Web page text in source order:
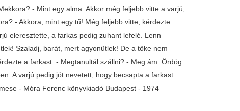
- Mint egy alma. Akkor még feljebb vitte a varjú,
- Akkora, mint egy tű! Még feljebb vitte, kérdezte
eleresztette, a farkas pedig zuhant lefelé. Lenn
Szaladj, barát, mert agyonütlek! De a tőke nem
a farkast: - Megtanultál szállni? - Meg ám. Ördög
A varjú pedig jót nevetett, hogy becsapta a farkast.
- Móra Ferenc könyvkiadó Budapest - 1974